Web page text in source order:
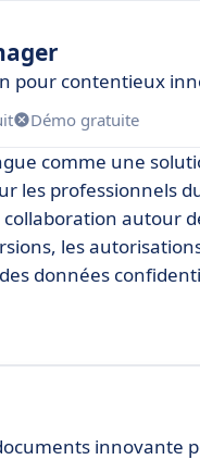
pour contentieux
Démo gratuite
comme une
les professionnels
autour
les
données
innovante